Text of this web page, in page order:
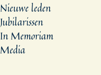
Nieuwe leden
Jubilarissen
In Memoriam
Media